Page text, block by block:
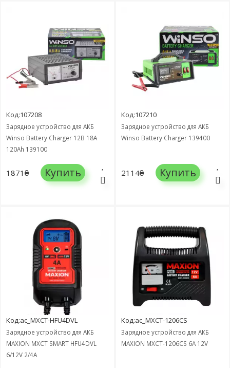
Код:107208
Зарядное устройство для АКБ
Winso Battery Charger 12В 18А
120Ah 139100
1871₴ Купить
Код:107210
Зарядное устройство для АКБ
Winso Battery Charger 139400
2114₴ Купить
Код:ac_MXCT-HFU4DVL
Зарядное устройство для АКБ
MAXION MXCT SMART HFU4DVL
6/12V 2/4A
Код:ac_MXCT-1206CS
Зарядное устройство для АКБ
MAXION MXCT-1206CS 6A 12V